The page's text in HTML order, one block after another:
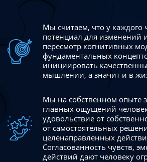
Мы считаем, что у каждого
потенциал для изменений
пересмотр когнитивных
фундаментальных
инициировать
мышлении, а значит и в
Мы на собственном опыте
главных ощущений
удовольствие от
от самостоятельных
целенаправленных
Согласованность чувств,
действий дают человеку